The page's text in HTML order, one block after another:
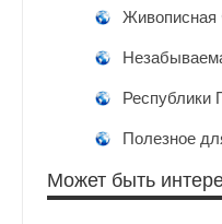
Живописная
Республики
Полезное
Может быть